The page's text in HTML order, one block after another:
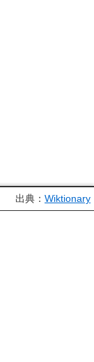
出典： Wiktionary